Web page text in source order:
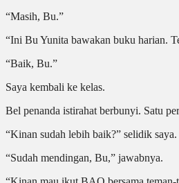
“Masih, Bu.”
“Ini Bu Yunita bawakan buku harian.
“Baik, Bu.”
Saya kembali ke kelas.
Bel penanda istirahat berbunyi. Satu
“Kinan sudah lebih baik?” selidik saya.
“Sudah mendingan, Bu,” jawabnya.